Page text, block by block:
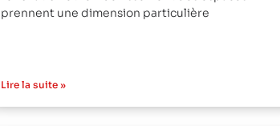
prennent une dimension particulière
Lire la suite »